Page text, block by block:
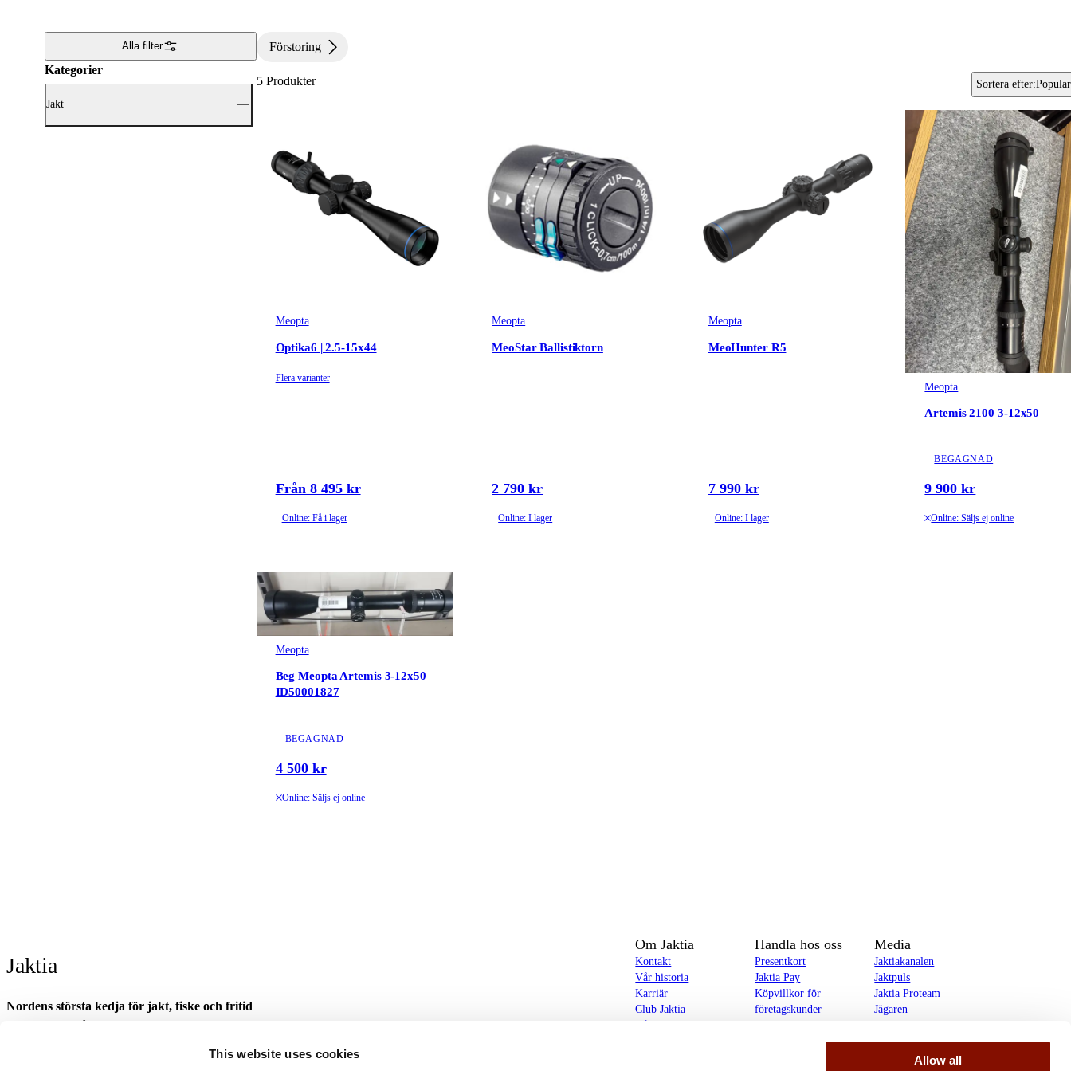
This website uses cookies Allow all
Alla filter
Kategorier
Jakt
Förstoring
5 Produkter Sortera efter:
Meopta
Optika6 | 2.5-15x44
Flera varianter
Från 8 495 kr
Online: Få i lager
Meopta
MeoStar Ballistiktorn
2 790 kr
Online: I lager
Meopta
MeoHunter R5
7 990 kr
Online: I lager
Meopta
Artemis 2100 3-12x50
BEGAGNAD
9 900 kr
Online: Säljs ej online
Meopta
Beg Meopta Artemis 3-12x50
ID50001827
BEGAGNAD
4 500 kr
Online: Säljs ej online
Jaktia
Nordens största kedja för jakt, fiske och fritid
Jaktia, som ingår i Burdock Outdoor Group, är en franchisekedja med ett totalt 160-tal butiker i Norge, Sverige och i
Om Jaktia
Kontakt
Vår historia
Karriär
Club Jaktia
Våra butiker
Handla hos oss
Presentkort
Jaktia Pay
Köpvillkor för
företagskunder
Media
Jaktiakanalen
Jaktpuls
Jaktia Proteam
Jägaren